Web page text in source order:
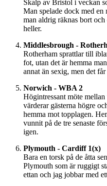
Skalp av Bristol i veckan
Man spelade dock med
man aldrig räknas bort
heller.
Middlesbrough -
Rotherham sprattlar till
fot, utan det är hemma
annat än sexig, men det
Norwich - WBA 2
Högintressant möte
värderar gästerna högre
hemma mot topplagen.
vunnit på de tre senaste
igen.
Plymouth - Cardiff 1(x)
Bara en torsk på de åtta
Plymouth som är ruggigt
ettan och jag jobbar med